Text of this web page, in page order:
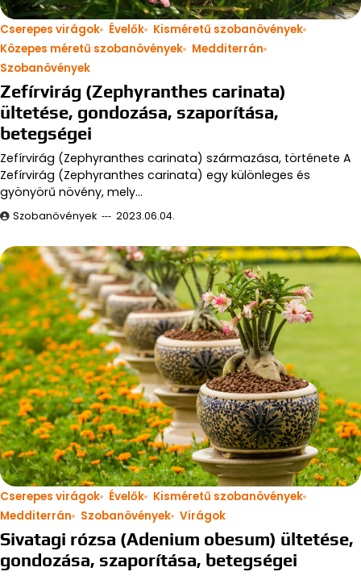
Cserepes virágok Évelők
Kisméretű szobanövények
Közepes méretű szobanövények
Medditerrán
Szobanövények
Zefírvirág (Zephyranthes carinata)
ültetése, gondozása, szaporítása,
betegségei
Zefírvirág (Zephyranthes carinata) származása, története A
Zefírvirág (Zephyranthes carinata) egy különleges és
gyönyörű növény, mely…
Szobanövények 2023.06.04.
Cserepes virágok Évelők
Kisméretű szobanövények
Medditerrán
Szobanövények Virágok
Sivatagi rózsa (Adenium obesum) ültetése,
gondozása, szaporítása, betegségei